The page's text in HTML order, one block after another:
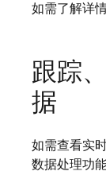
如需了解详
跟踪
据
如需查看实
数据处理功